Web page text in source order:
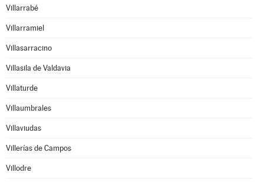
Villarrabé
Villarramiel
Villasarracino
Villasila de Valdavia
Villaturde
Villaumbrales
Villaviudas
Villerías de Campos
Villodre